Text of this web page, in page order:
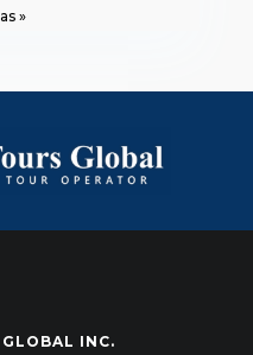
»
INC.